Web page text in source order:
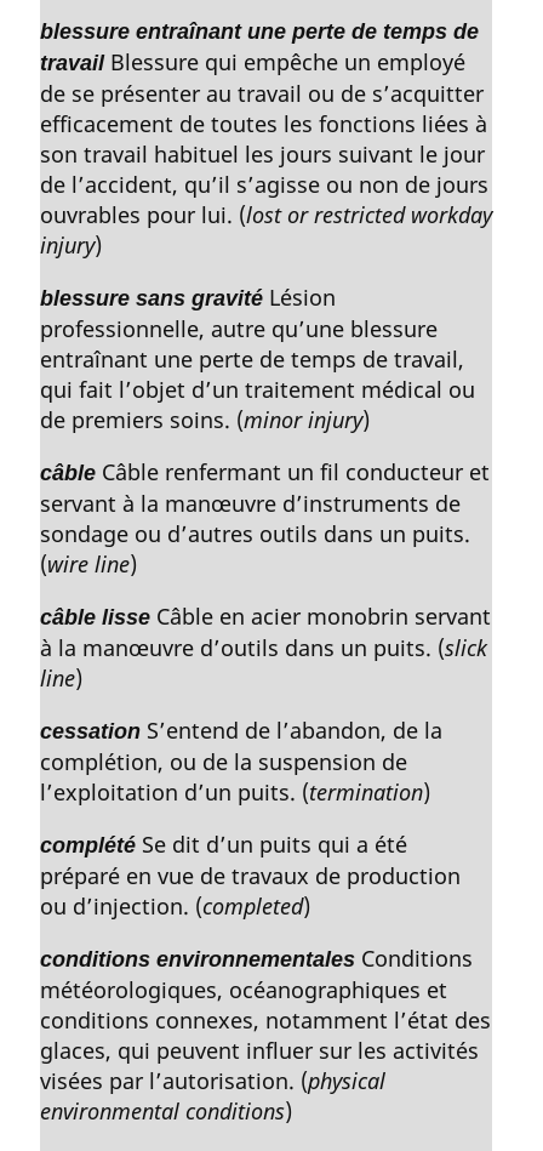
a
s
d
e
p
a
g
e
blessure entraînant une perte de temps de
travailBlessure qui empêche un employé
de se présenter au travail ou de s’acquitter
efficacement de toutes les fonctions liées à
son travail habituel les jours suivant le jour
de l’accident, qu’il s’agisse ou non de jours
ouvrables pour lui. (lost or restricted workday
injury)
blessure sans gravité Lésion
professionnelle, autre qu’une blessure
entraînant une perte de temps de travail,
qui fait l’objet d’un traitement médical ou
de premiers soins. (minor injury)
câble Câble renfermant un fil conducteur et
servant à la manœuvre d’instruments de
sondage ou d’autres outils dans un puits.
(wire line)
câble lisse Câble en acier monobrin servant
à la manœuvre d’outils dans un puits. (slick
line)
cessation S’entend de l’abandon, de la
complétion, ou de la suspension de
l’exploitation d’un puits. (termination)
complété Se dit d’un puits qui a été
préparé en vue de travaux de production
ou d’injection. (completed)
conditions environnementales Conditions
météorologiques, océanographiques et
conditions connexes, notamment l’état des
glaces, qui peuvent influer sur les activités
visées par l’autorisation. (physical
environmental conditions)